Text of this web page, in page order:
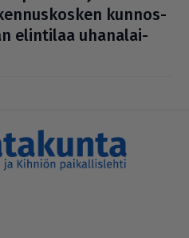
kun­nos­
elintilaa uha­na­lai­